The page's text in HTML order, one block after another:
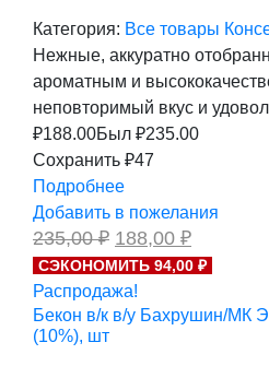
Категория: Все товары
Нежные, аккуратно
ароматным и
неповторимый вкус и
₽188.00Был ₽235.00
Сохранить ₽47
Подробнее
Добавить в пожелания
235,00₽ Первоначальная
цена
составляла
235,00 ₽.
188,00 ₽Текущая
цена:
188,00 ₽.
СЭКОНОМИТЬ 94,00 ₽
Распродажа!
Бекон в/к в/у Бахрушин/МК
(10%), шт